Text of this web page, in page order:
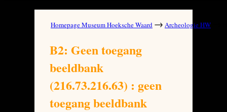
Homepage Museum Hoeksche Waard → Archeologie HW
B2: Geen toegang
beeldbank
(216.73.216.63) : geen
toegang beeldbank